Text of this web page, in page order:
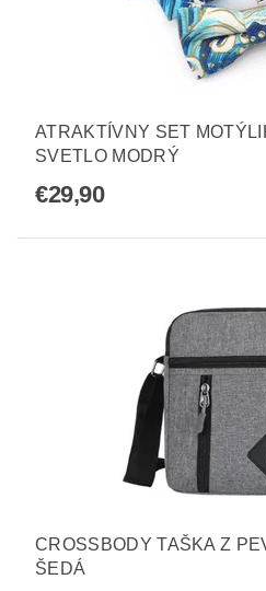
ATRAKTÍVNY SET
SVETLO MODRÝ
€29,90
CROSSBODY TAŠKA Z
ŠEDÁ